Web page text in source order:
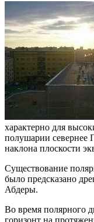
характерно для
полушарии севернее
наклона плоскости
Существование
было предсказано
Абдеры.
Во время полярного
горизонт на